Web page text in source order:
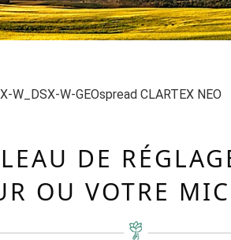
W_DSX-W-GEOspread CLARTEX NEO
DE
OU VOTRE